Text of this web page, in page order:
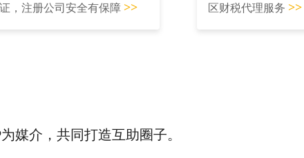
证，注册公司安全有保障 >>
区财税代理服务 >>
媒介，共同打造互助圈子。